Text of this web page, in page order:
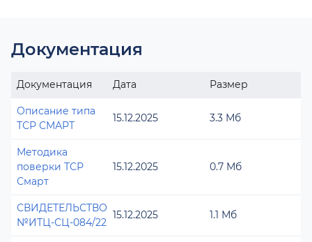
Документация
Документация Дата Размер
Описание типа
ТСР СМАРТ
15.12.2025 3.3 Мб
Методика
поверки ТСР
Смарт
15.12.2025 0.7 Мб
СВИДЕТЕЛЬСТВО
№ИТЦ-СЦ-084/22
15.12.2025 1.1 Мб